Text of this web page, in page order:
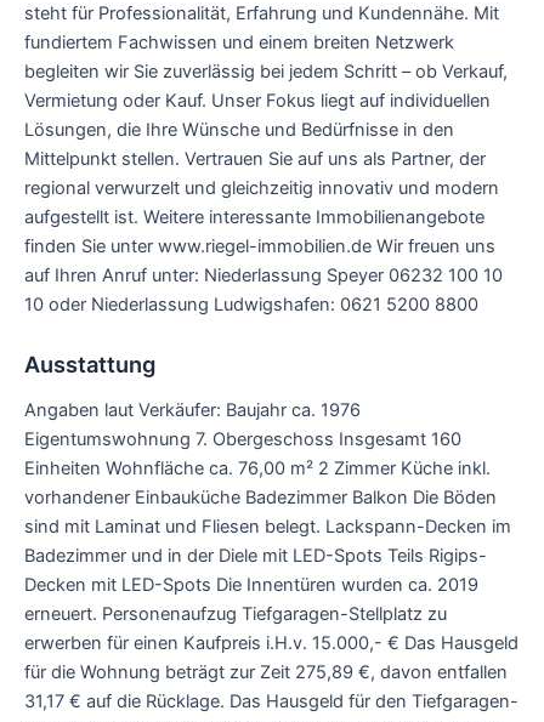
steht für Professionalität, Erfahrung und Kundennähe. Mit
fundiertem Fachwissen und einem breiten Netzwerk
begleiten wir Sie zuverlässig bei jedem Schritt – ob Verkauf,
Vermietung oder Kauf. Unser Fokus liegt auf individuellen
Lösungen, die Ihre Wünsche und Bedürfnisse in den
Mittelpunkt stellen. Vertrauen Sie auf uns als Partner, der
regional verwurzelt und gleichzeitig innovativ und modern
aufgestellt ist. Weitere interessante Immobilienangebote
finden Sie unter www.riegel-immobilien.de Wir freuen uns
auf Ihren Anruf unter: Niederlassung Speyer 06232 100 10
10 oder Niederlassung Ludwigshafen: 0621 5200 8800
Ausstattung
Angaben laut Verkäufer: Baujahr ca. 1976
Eigentumswohnung 7. Obergeschoss Insgesamt 160
Einheiten Wohnfläche ca. 76,00 m² 2 Zimmer Küche inkl.
vorhandener Einbauküche Badezimmer Balkon Die Böden
sind mit Laminat und Fliesen belegt. Lackspann-Decken im
Badezimmer und in der Diele mit LED-Spots Teils Rigips-
Decken mit LED-Spots Die Innentüren wurden ca. 2019
erneuert. Personenaufzug Tiefgaragen-Stellplatz zu
erwerben für einen Kaufpreis i.H.v. 15.000,- € Das Hausgeld
für die Wohnung beträgt zur Zeit 275,89 €, davon entfallen
31,17 € auf die Rücklage. Das Hausgeld für den Tiefgaragen-